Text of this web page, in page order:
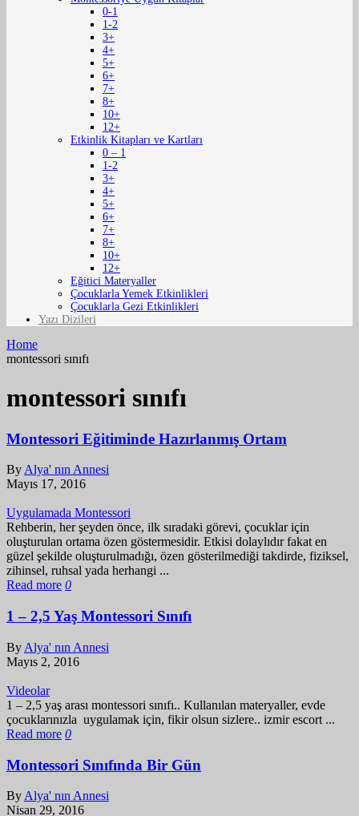
0-1
1-2
3+
4+
5+
6+
7+
8+
10+
12+
Etkinlik Kitapları ve Kartları
0 – 1
1-2
3+
4+
5+
6+
7+
8+
10+
12+
Eğitici Materyaller
Çocuklarla Yemek Etkinlikleri
Çocuklarla Gezi Etkinlikleri
Yazı Dizileri
Home
montessori sınıfı
montessori sınıfı
Montessori Eğitiminde Hazırlanmış Ortam
ByAlya' nın Annesi
Mayıs 17, 2016
Uygulamada Montessori
Rehberin, her şeyden önce, ilk sıradaki görevi, çocuklar için
oluşturulan ortama özen göstermesidir. Etkisi dolaylıdır fakat en
güzel şekilde oluşturulmadığı, özen gösterilmediği takdirde, fiziksel,
zihinsel, ruhsal yada herhangi ...
Read more 0
1 – 2,5 Yaş Montessori Sınıfı
By Alya' nın Annesi
Mayıs 2, 2016
Videolar
1 – 2,5 yaş arası montessori sınıfı.. Kullanılan materyaller, evde
çocuklarınızla uygulamak için, fikir olsun sizlere.. izmir escort ...
Read more 0
Montessori Sınıfında Bir Gün
By Alya' nın Annesi
Nisan 29, 2016